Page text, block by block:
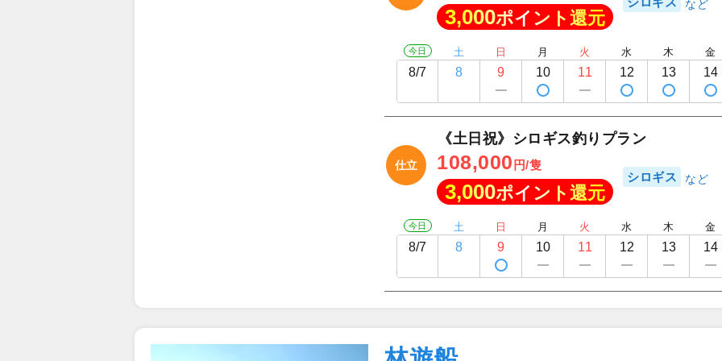
3,000ポイント還元
今日
8/7
土
8
日
9
月
10
火
11
水
12
木
13
金
14
仕立
《土日祝》シロギス釣りプラン
108,000 円/隻
3,000ポイント還元
シロギス
今日
8/7
土
8
日
9
月
10
火
11
水
12
木
13
金
14